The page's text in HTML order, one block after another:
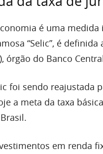
é uma
“Selic”, é
órgão do Banco
foi sendo reajustada
a meta da taxa
em renda